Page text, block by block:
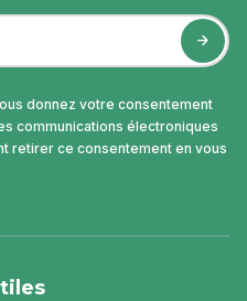
donnez votre consentement
communications électroniques
retirer ce consentement en vous